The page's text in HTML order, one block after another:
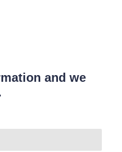
and we